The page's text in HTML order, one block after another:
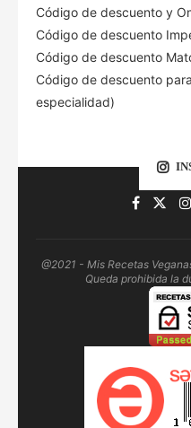
Código de descuento y
Código de descuento
Código de descuento
Código de descuento
especialidad)
@2021 - Mis Recetas
Queda prohibida la